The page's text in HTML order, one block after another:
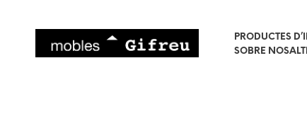
PRODUCTES
SOBRE